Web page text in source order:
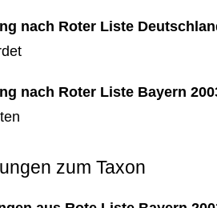
nach Roter Liste
nach Roter Liste Bayern
zum Taxon